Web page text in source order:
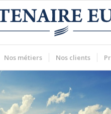
Nos métiers Nos clients